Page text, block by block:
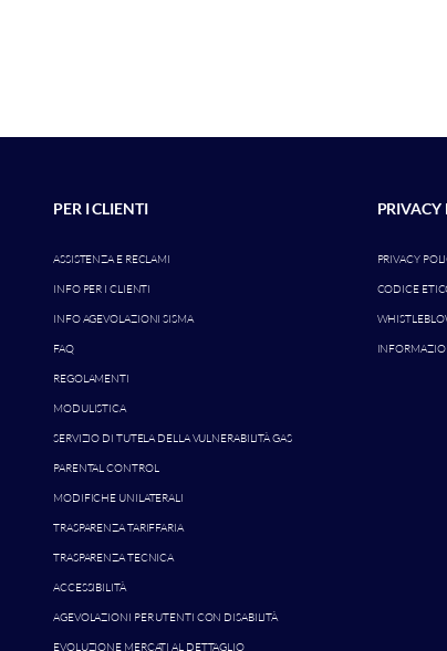
PER I CLIENTI
ASSISTENZA E RECLAMI
INFO PER I CLIENTI
INFO AGEVOLAZIONI SISMA
FAQ
REGOLAMENTI
MODULISTICA
SERVIZIO DI TUTELA DELLA VULNERABILITÀ GAS
PARENTAL CONTROL
MODIFICHE UNILATERALI
TRASPARENZA TARIFFARIA
TRASPARENZA TECNICA
ACCESSIBILITÀ
AGEVOLAZIONI PER UTENTI CON DISABILITÀ
EVOLUZIONE MERCATI AL DETTAGLIO
PRIVACY
PRIVACY
CODICE